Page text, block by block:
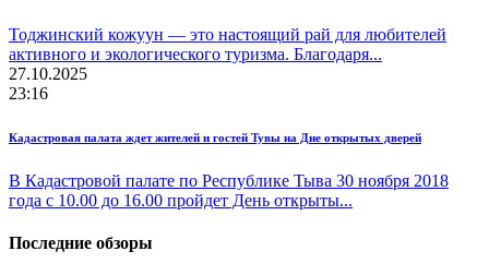
Тоджинский кожуун — это настоящий рай для любителей
активного и экологического туризма. Благодаря...
27.10.2025
23:16
Кадастровая палата ждет жителей и гостей Тувы на Дне открытых дверей
В Кадастровой палате по Республике Тыва 30 ноября 2018
года с 10.00 до 16.00 пройдет День открыты...
Последние обзоры